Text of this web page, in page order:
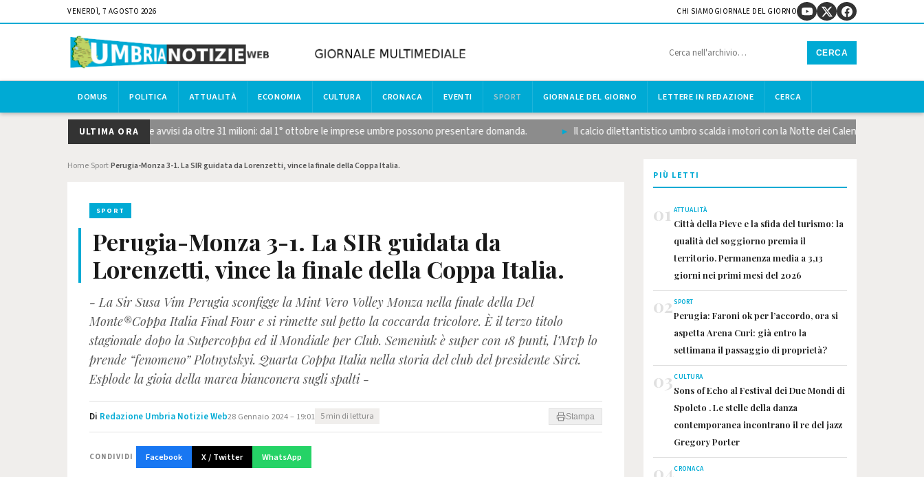
VENERDÌ, 7 AGOSTO 2026 CHI SIAMO GIORNALE DEL GIORNO
CERCA
DOMUS POLITICA ATTUALITÀ ECONOMIA CULTURA CRONACA EVENTI SPORT GIORNALE DEL GIORNO LETTERE IN REDAZIONE CERCA
ULTIMA ORA
STEP, pubblicati i due avvisi da oltre 31 milioni: dal 1° ottobre le imprese umbre possono presentare domanda. Il calcio dilettantistico umbro scalda i motori con la Notte dei Calendari
Home SportPerugia-Monza 3-1. La SIR guidata da Lorenzetti, vince la finale della Coppa Italia.
SPORT
Perugia-Monza 3-1. La SIR guidata da
Lorenzetti, vince la finale della Coppa Italia.
- La Sir Susa Vim Perugia sconfigge la Mint Vero Volley Monza nella finale della Del
Monte®Coppa Italia Final Four e si rimette sul petto la coccarda tricolore. È il terzo titolo
stagionale dopo la Supercoppa ed il Mondiale per Club. Semeniuk è super con 18 punti, l’Mvp lo
prende “fenomeno” Plotnytskyi. Quarta Coppa Italia nella storia del club del presidente Sirci.
Esplode la gioia della marea bianconera sugli spalti -
Di Redazione Umbria Notizie Web28 Gennaio 2024 – 19:01 5 min di lettura Stampa
CONDIVIDI Facebook X / Twitter WhatsApp
PIÙ LETTI
01 ATTUALITÀ
Città della Pieve e la sfida del turismo: la
qualità del soggiorno premia il
territorio. Permanenza media a 3,13
giorni nei primi mesi del 2026
02SPORT
Perugia: Faroni ok per l’accordo, ora si
aspetta Arena Curi: già entro la
settimana il passaggio di proprietà?
03CULTURA
Sons of Echo al Festival dei Due Mondi di
Spoleto . Le stelle della danza
contemporanea incontrano il re del jazz
Gregory Porter
CRONACA